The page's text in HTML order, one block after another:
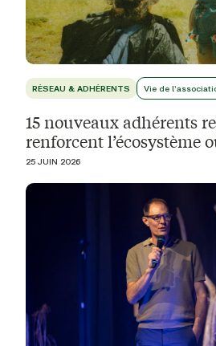
RÉSEAU & ADHÉRENTS Vie de
15 nouveaux adhérents
renforcent l’écosystème
25 JUIN 2026